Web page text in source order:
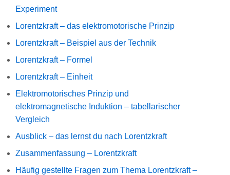
Experiment
Lorentzkraft – das elektromotorische Prinzip
Lorentzkraft – Beispiel aus der Technik
Lorentzkraft – Formel
Lorentzkraft – Einheit
Elektromotorisches Prinzip und
elektromagnetische Induktion – tabellarischer
Vergleich
Ausblick – das lernst du nach Lorentzkraft
Zusammenfassung – Lorentzkraft
Häufig gestellte Fragen zum Thema Lorentzkraft –